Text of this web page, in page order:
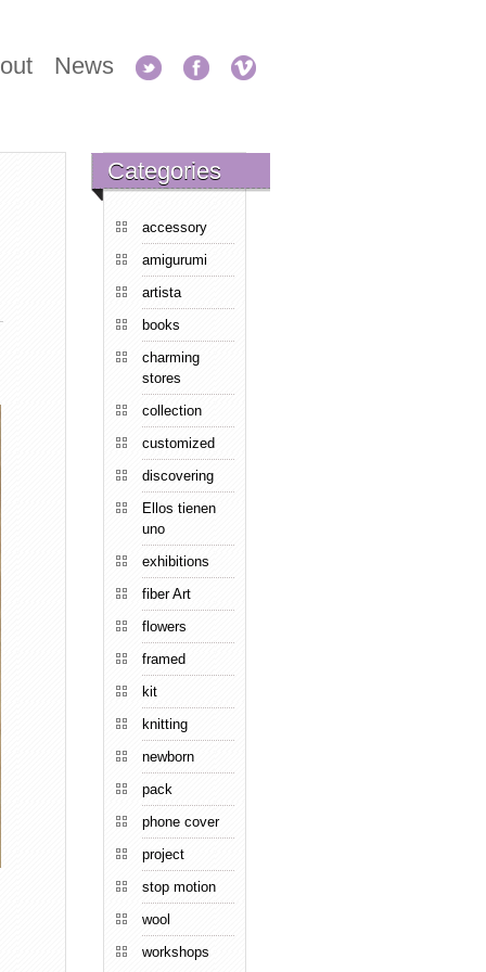
News
Categories
accessory
amigurumi
artista
books
charming
stores
collection
customized
discovering
Ellos tienen
uno
exhibitions
fiber Art
flowers
framed
kit
knitting
newborn
pack
phone cover
project
stop motion
wool
workshops